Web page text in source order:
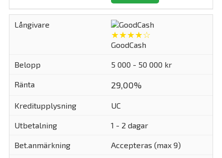
★★★★☆
GoodCash
5 000 - 50 000 kr
29,00%
UC
1 - 2 dagar
Accepteras (max 9)